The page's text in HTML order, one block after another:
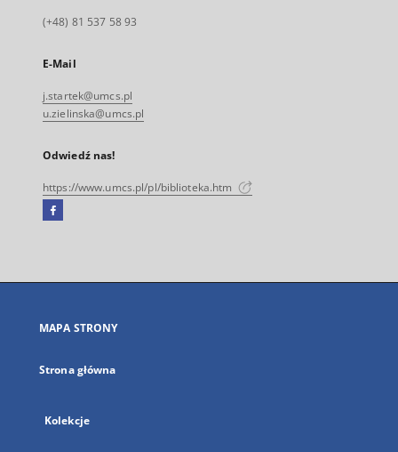
(+48) 81 537 58 93
E-Mail
j.startek@umcs.pl
u.zielinska@umcs.pl
Odwiedź nas!
https://www.umcs.pl/pl/biblioteka.htm
Facebook
się
karcie
MAPA STRONY
Strona główna
Kolekcje